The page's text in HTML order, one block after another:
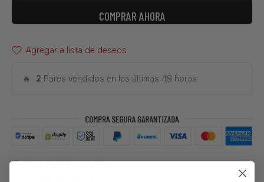
COMPRAR AHORA
Agregar a lista de deseos
🔥 2 Pares vendidos en las últimas 48 horas